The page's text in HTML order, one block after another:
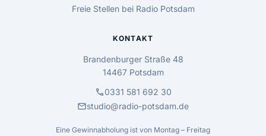
Freie Stellen bei Radio Potsdam
KONTAKT
Brandenburger Straße 48
14467 Potsdam
call0331 581 692 30
mailstudio@radio-potsdam.de
Eine Gewinnabholung ist von Montag – Freitag